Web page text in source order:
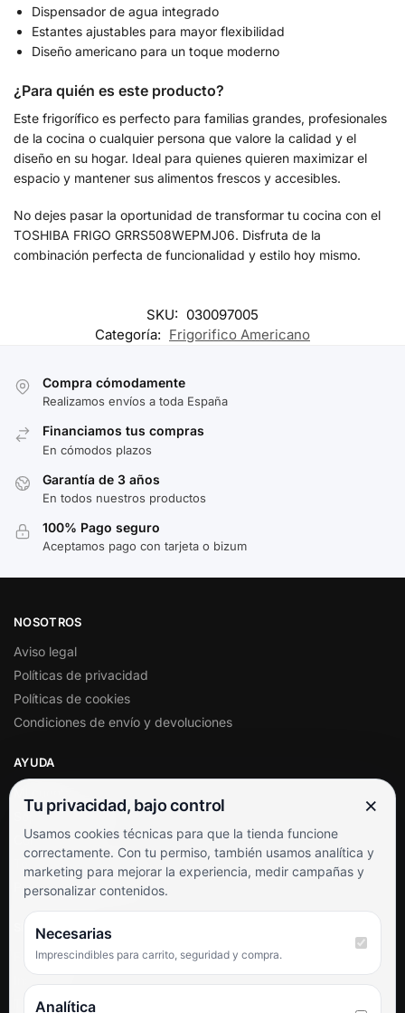
Dispensador de agua integrado
Estantes ajustables para mayor flexibilidad
Diseño americano para un toque moderno
¿Para quién es este producto?
Este frigorífico es perfecto para familias grandes, profesionales
de la cocina o cualquier persona que valore la calidad y el
diseño en su hogar. Ideal para quienes quieren maximizar el
espacio y mantener sus alimentos frescos y accesibles.
No dejes pasar la oportunidad de transformar tu cocina con el
TOSHIBA FRIGO GRRS508WEPMJ06. Disfruta de la
combinación perfecta de funcionalidad y estilo hoy mismo.
SKU: 030097005
Categoría: Frigorifico Americano
Compra cómodamente
Realizamos envíos a toda España
Financiamos tus compras
En cómodos plazos
Garantía de 3 años
En todos nuestros productos
100% Pago seguro
Aceptamos pago con tarjeta o bizum
NOSOTROS
Aviso legal
Políticas de privacidad
Políticas de cookies
Condiciones de envío y devoluciones
AYUDA
Soporte al cliente
Contacto
Términos y condiciones
Preguntas frecuentes
SÍGUENOS
Facebook
TikTok
Tu privacidad, bajo control ×
Usamos cookies técnicas para que la tienda funcione
correctamente. Con tu permiso, también usamos analítica y
marketing para mejorar la experiencia, medir campañas y
personalizar contenidos.
Necesarias
Imprescindibles para carrito, seguridad y compra.
Analítica